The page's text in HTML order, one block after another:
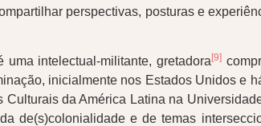
perspectivas, posturas e
intelectual-militante, gretadora [9]
inicialmente nos Estados Unidos e
da América Latina na
de(s)colonialidade e de temas